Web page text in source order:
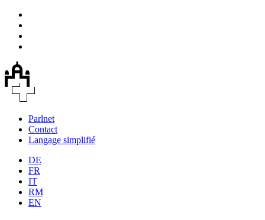
Parlnet
Contact
Langage simplifié
DE
FR
IT
RM
EN